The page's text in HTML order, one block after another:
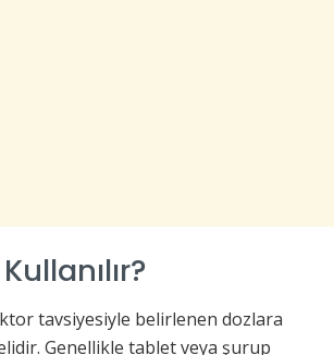
tavsiyesiyle belirlenen dozlara
Genellikle tablet veya şurup